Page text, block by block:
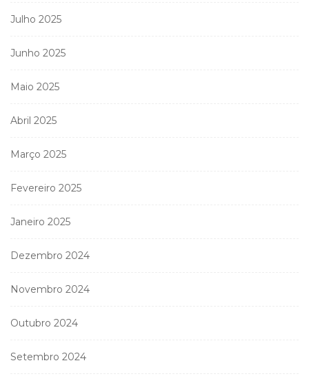
Julho 2025
Junho 2025
Maio 2025
Abril 2025
Março 2025
Fevereiro 2025
Janeiro 2025
Dezembro 2024
Novembro 2024
Outubro 2024
Setembro 2024